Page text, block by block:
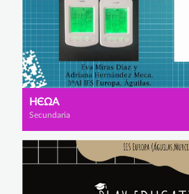
НЄΩΑ
Secundaria